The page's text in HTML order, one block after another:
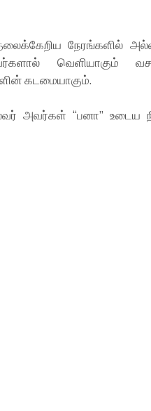
நேரங்களில்
வெளியாகும்
கடமையாகும்.
அவர்கள் “பனா” உடைய